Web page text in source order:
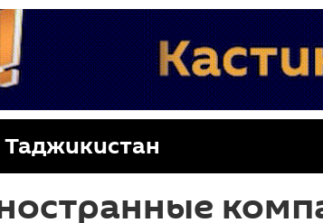
Таджикистан